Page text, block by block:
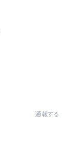
通報する